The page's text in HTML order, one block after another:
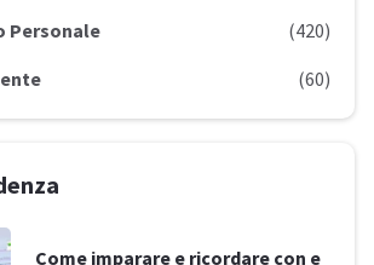
Personale
(420)
(60)
Come imparare e ricordare con e